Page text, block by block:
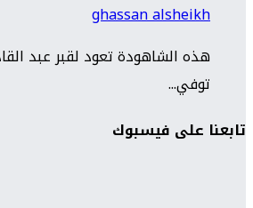
ghassan alsheikh
هذه الشاهودة تعود لقبر عبد
توفي...
تابعنا على فيسبوك